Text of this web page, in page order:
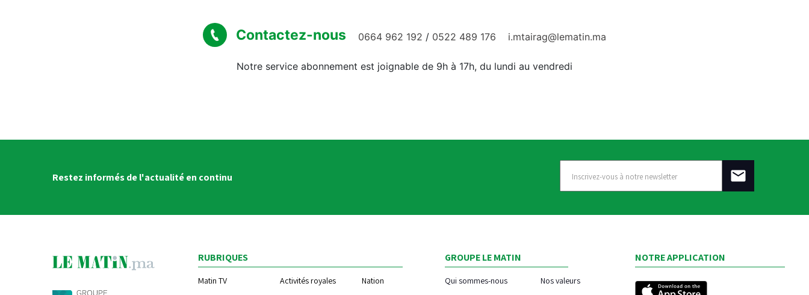
Contactez-nous 0664 962 192 / 0522 489 176 i.mtairag@lematin.ma
Notre service abonnement est joignable de 9h à 17h, du lundi au vendredi
Restez informés de l'actualité en continu
RUBRIQUES
Matin TV Activités royales
Nation
GROUPE LE MATIN
Qui sommes-nous Nos valeurs
NOTRE APPLICATION